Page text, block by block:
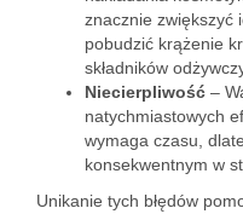
znacznie zwiększyć
pobudzić krążenie
składników
Niecierpliwość –
natychmiastowych
wymaga czasu,
konsekwentnym w
Unikanie tych błędów